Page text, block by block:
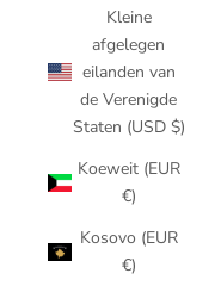
Kleine
afgelegen
eilanden van
de Verenigde
Staten (USD $)
Koeweit (EUR
€)
Kosovo (EUR
€)